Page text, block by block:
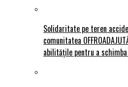
Solidaritate pe teren
comunitatea
abilitățile pentru a